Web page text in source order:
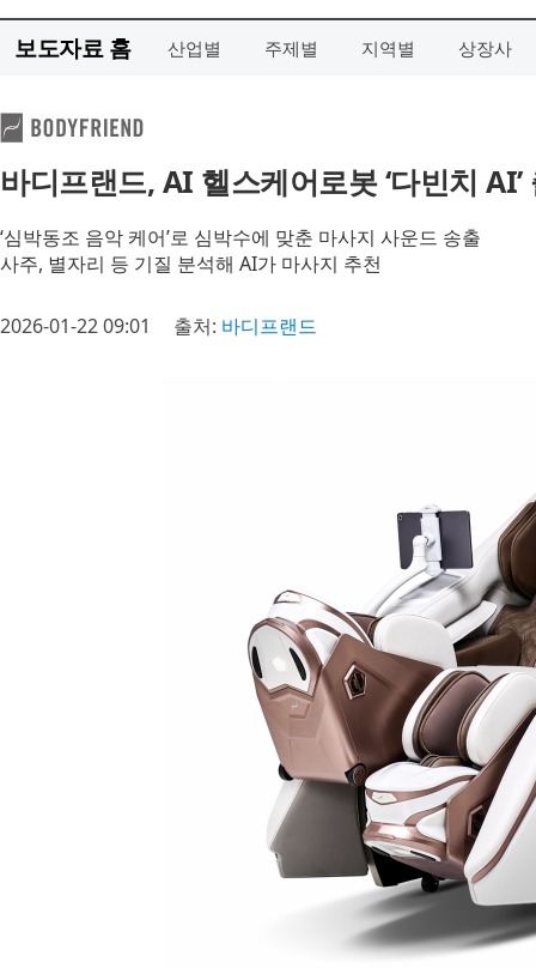
보도자료 홈 산업별 주제별 지역별 상장사
바디프랜드, AI 헬스케어로봇 ‘다빈치 AI’
‘심박동조 음악 케어’로 심박수에 맞춘 마사지 사운드 송출
사주, 별자리 등 기질 분석해 AI가 마사지 추천
2026-01-22 09:01 출처: 바디프랜드